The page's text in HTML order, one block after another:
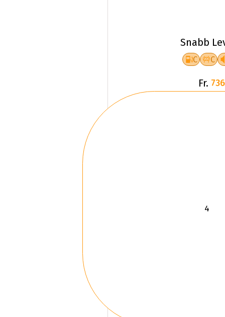
Snabb
C C
Fr.